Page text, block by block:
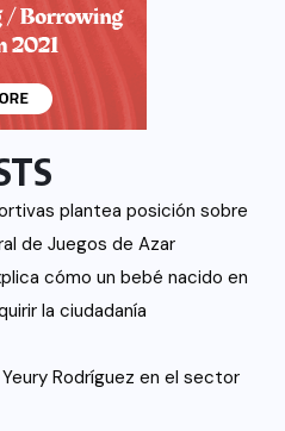
plantea posición sobre
de Juegos de Azar
cómo un bebé nacido en
la ciudadanía
Rodríguez en el sector